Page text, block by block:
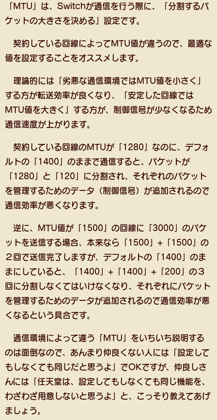
「MTU」は、Switchが通信を行う際に、「分割するパ
ケットの大きさを決める」設定です。
契約している回線によってMTU値が違うので、最適な
値を設定することをオススメします。
理論的には「劣悪な通信環境ではMTU値を小さく」
する方が転送効率が良くなり、「安定した回線では
MTU値を大きく」する方が、制御信号が少なくなるため
通信速度が上がります。
契約している回線のMTUが「1280」なのに、デフォ
ルトの「1400」のままで通信すると、パケットが
「1280」と「120」に分割され、それぞれのパケット
を管理するためのデータ（制御信号）が追加されるので
通信効率が悪くなります。
逆に、MTU値が「1500」の回線に「3000」のパケ
ットを送信する場合、本来なら「1500」+「1500」の
２回で送信完了しますが、デフォルトの「1400」のま
まにしていると、「1400」+「1400」+「200」の３
回に分割しなくてはいけなくなり、それぞれにパケット
を管理するためのデータが追加されるので通信効率が悪
くなるという具合です。
通信環境によって違う「MTU」をいちいち説明する
のは面倒なので、あんまり仲良くない人には「設定して
もしなくても同じだと思うよ」でOKですが、仲良しさ
んには「任天堂は、設定してもしなくても同じ機能を、
わざわざ用意しないと思うよ」と、こっそり教えてあげ
ましょう。